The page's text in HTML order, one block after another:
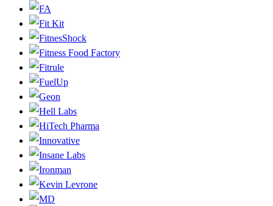
FA
Fit Kit
FitnesShock
Fitness Food Factory
Fitrule
FuelUp
Geon
Hell Labs
HiTech Pharma
Innovative
Insane Labs
Ironman
Kevin Levrone
MD